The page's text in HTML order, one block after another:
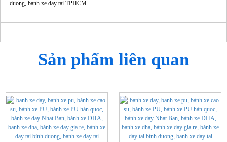
Sản phẩm liên quan